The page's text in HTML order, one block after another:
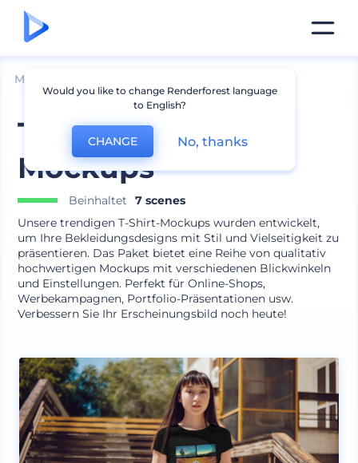
Mockups
Trendige T-Shirt-
Mockups
Beinhaltet
7 scenes
Unsere trendigen T-Shirt-Mockups wurden entwickelt,
um Ihre Bekleidungsdesigns mit Stil und Vielseitigkeit zu
präsentieren. Das Paket bietet eine Reihe von qualitativ
hochwertigen Mockups mit verschiedenen Blickwinkeln
und Einstellungen. Perfekt für Online-Shops,
Werbekampagnen, Portfolio-Präsentationen usw.
Verbessern Sie Ihr Erscheinungsbild noch heute!
Would you like to change Renderforest language
to English?
CHANGE No, thanks